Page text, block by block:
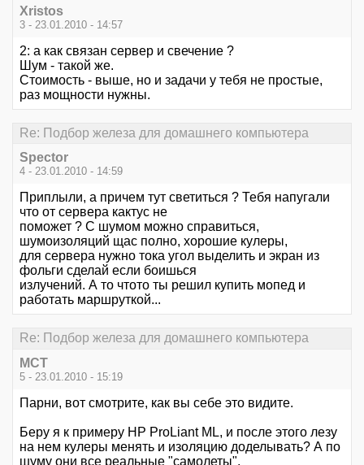
Xristos
3 - 23.01.2010 - 14:57
2: а как связан сервер и свечение ?
Шум - такой же.
Стоимость - выше, но и задачи у тебя не простые,
раз мощности нужны.
Re: Подбор железа для домашнего компьютера
Spector
4 - 23.01.2010 - 14:59
Приплыли, а причем тут светиться ? Тебя напугали
что от сервера кактус не
поможет ? С шумом можно справиться,
шумоизоляций щас полно, хорошие кулеры,
для сервера нужно тока угол выделить и экран из
фольги сделай если боишься
излучений. А то чтото ты решил купить мопед и
работать маршруткой...
Re: Подбор железа для домашнего компьютера
MCT
5 - 23.01.2010 - 15:19
Парни, вот смотрите, как вы себе это видите.
Беру я к примеру HP ProLiant ML, и после этого лезу
на нем кулеры менять и изоляцию доделывать? А по
шуму они все реальные "самолеты".